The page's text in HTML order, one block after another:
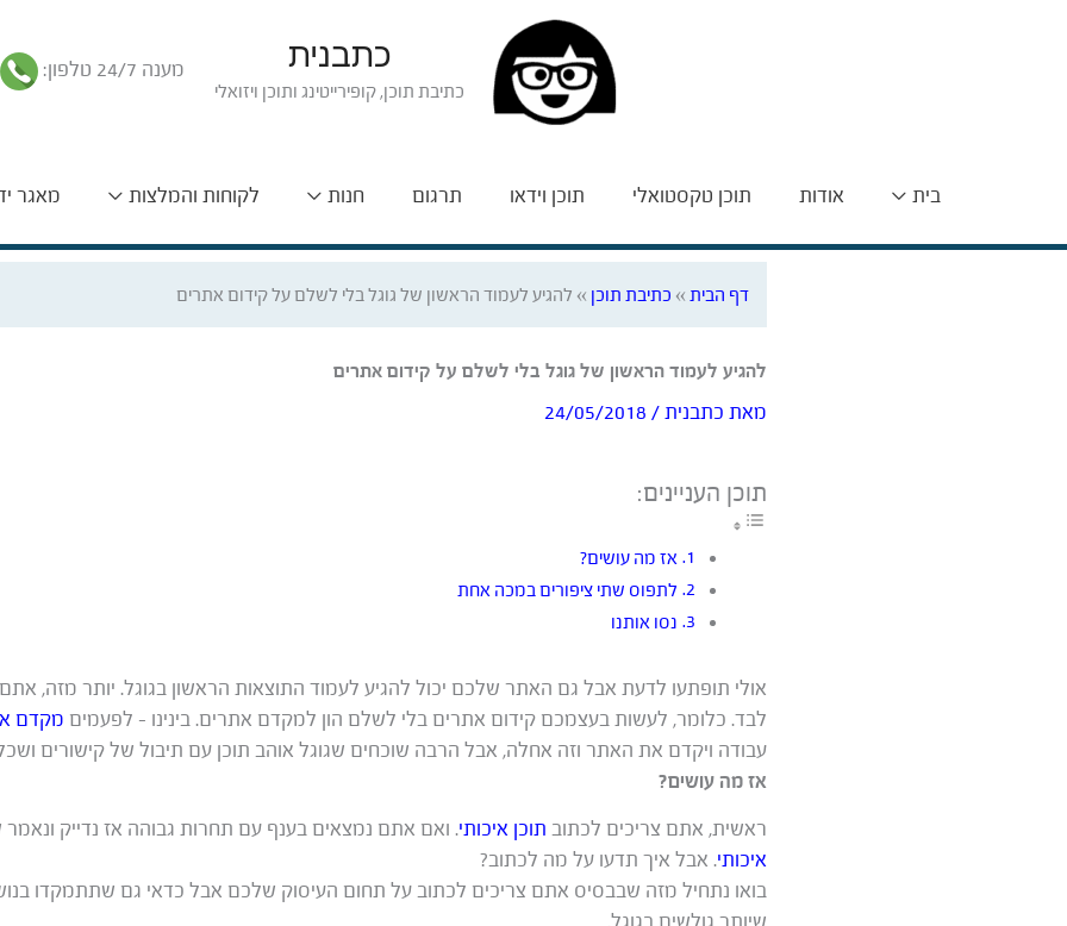
כתבנית
כתיבת תוכן, קופירייטינג ותוכן ויזואלי
מענה 24/7 טלפון:
בית אודות תוכן טקסטואלי תוכן וידאו תרגום חנות לקוחות והמלצות מאגר
דף הבית » כתיבת תוכן » להגיע לעמוד הראשון של גוגל בלי לשלם על קידום אתרים
להגיע לעמוד הראשון של גוגל בלי לשלם על קידום אתרים
מאת כתבנית/
24/05/2018
תוכן העניינים:
אז מה עושים?
לתפוס שתי ציפורים במכה אחת
נסו אותנו
אולי תופתעו לדעת אבל גם האתר שלכם יכול להגיע לעמוד התוצאות הראשון בגוגל. יותר מזה,
לבד. כלומר, לעשות בעצמכם קידום אתרים בלי לשלם הון למקדם אתרים. בינינו – לפעמים מקדם
עבודה ויקדם את האתר וזה אחלה, אבל הרבה שוכחים שגוגל אוהב תוכן עם תיבול של קישורים
אז מה עושים?
ראשית, אתם צריכים לכתוב תוכן איכותי. ואם אתם נמצאים בענף עם תחרות גבוהה אז נדייק
איכותי. אבל איך תדעו על מה לכתוב?
בואו נתחיל מזה שבבסיס אתם צריכים לכתוב על תחום העיסוק שלכם אבל כדאי גם שתתמקדו